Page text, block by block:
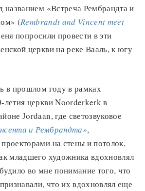
названием «Встреча Рембрандта и
(Rembrandt and Vincent meet
попросили провести в эти
церкви на реке Вааль, к югу
в прошлом году в рамках
летия церкви Noorderkerk в
Jordaan, где светозвуковое
и Рембрандта»,
на стены и потолок,
младшего художника вдохновлял
во мне понимание того, что
что их вдохновлял еще